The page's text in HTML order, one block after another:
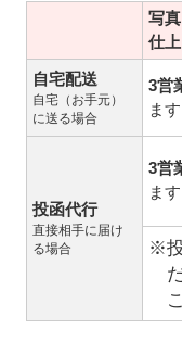
写
仕
自宅配送
自宅（お手元）
に送る場合
3営
ます
投函代行
直接相手に届け
る場合
3営
ます
※